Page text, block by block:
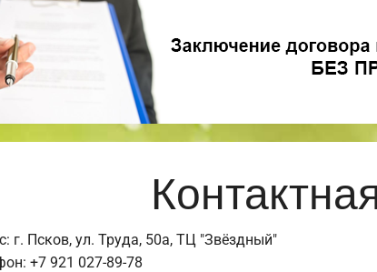
г. Псков, ул. Труда, 50а, ТЦ "Звёздный"
+7 921 027-89-78